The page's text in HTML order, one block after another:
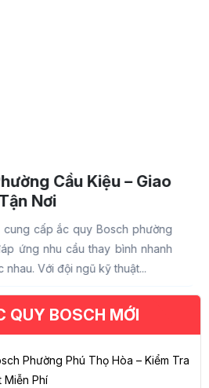
Cầu Kiệu – Giao
Nơi
cấp ắc quy Bosch phường
ứng nhu cầu thay bình nhanh
Với đội ngũ kỹ thuật...
QUY BOSCH MỚI
Phường Phú Thọ Hòa – Kiểm Tra
Miễn Phí